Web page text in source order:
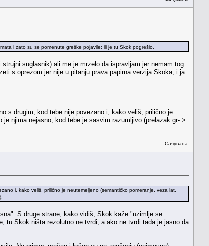
i zato su se pomenute greške pojavile; ili je tu Skok pogrešio.
suglasnik) ali me je mrzelo da ispravljam jer nemam tog
s oprezom jer nije u pitanju prava papirna verzija Skoka, i ja
s drugim, kod tebe nije povezano i, kako veliš, prilično je
njima nejasno, kod tebe je sasvim razumljivo (prelazak gr- >
Сачувана
i, kako veliš, prilično je neutemeljeno (semantičko pomeranje, veza lat.
S druge strane, kako vidiš, Skok kaže "uzimlje se
tu Skok ništa rezolutno ne tvrdi, a ako ne tvrdi tada je jasno da